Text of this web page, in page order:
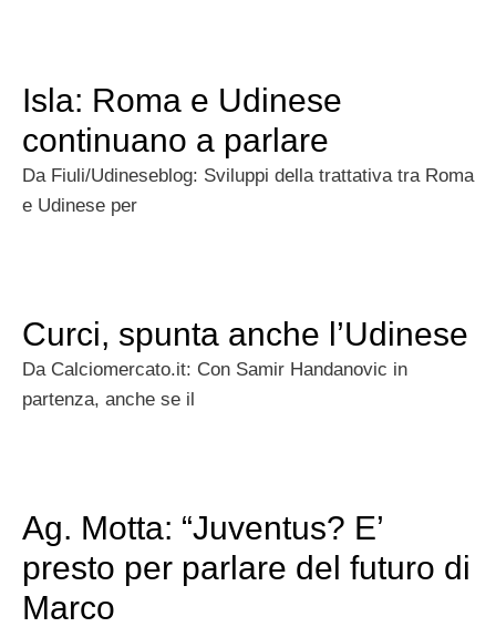
Isla: Roma e Udinese
continuano a parlare
Da Fiuli/Udineseblog: Sviluppi della trattativa tra Roma
e Udinese per
Curci, spunta anche l’Udinese
Da Calciomercato.it: Con Samir Handanovic in
partenza, anche se il
Ag. Motta: “Juventus? E’
presto per parlare del futuro di
Marco